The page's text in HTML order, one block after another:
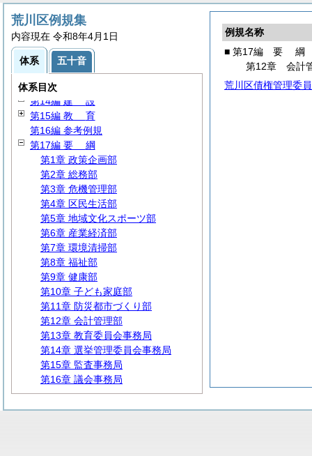
例規名称
■ 第17編 要 綱
第12章 会計
荒川区債権管理委
荒川区例規集
内容現在 令和8年4月1日
体系 五十音
体系目次
第8編財務
第9編 税・税外収入
第10編福
祉
第11編衛生
第12編環境
第13編 区民生活
第14編 建 設
第15編 教 育
第16編 参考例規
第17編 要 綱
第1章 政策企画部
第2章 総務部
第3章 危機管理部
第4章 区民生活部
第5章 地域文化スポーツ部
第6章 産業経済部
第7章 環境清掃部
第8章 福祉部
第9章 健康部
第10章 子ども家庭部
第11章 防災都市づくり部
第12章 会計管理部
第13章 教育委員会事務局
第14章 選挙管理委員会事務局
第15章 監査事務局
第16章 議会事務局